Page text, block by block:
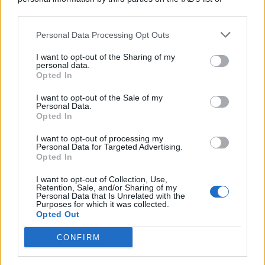
This information may also be disclosed by us to third parties
disclose it to other third parties.
Personal Data Processing Opt Outs
I want to opt-out of the Sharing of my
personal data.
Opted In
I want to opt-out of the Sale of my
Personal Data.
Opted In
I want to opt-out of processing my
Personal Data for Targeted Advertising.
Opted In
I want to opt-out of Collection, Use,
Retention, Sale, and/or Sharing of my
Personal Data that Is Unrelated with the
Purposes for which it was collected.
Opted Out
CONFIRM
© 2026 | Ediservice s.r.l. 95126 Catania – Via Principe
01153210875 – Quotidiano di Sicilia usufruisce dei
contributi di cui al D.lgs n. 70/2017
Chi Siamo
Fondazione Etica e Valori Marilù Tregua
Lavora con noi
Gerenza
Privacy PolicyPreferenze Privacy